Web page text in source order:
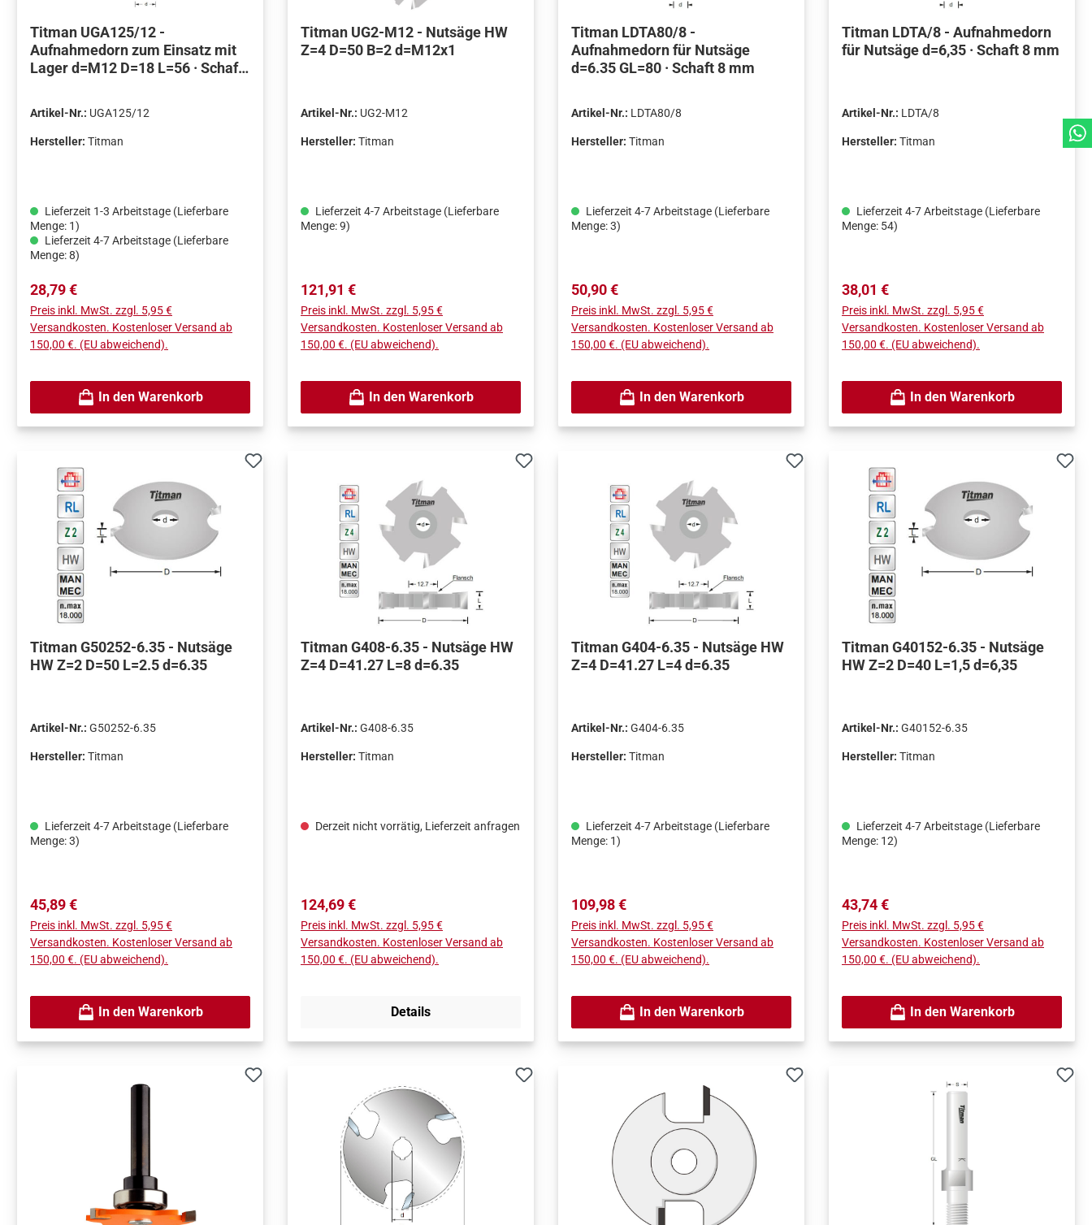
Titman UGA125/12 -
Aufnahmedorn zum Einsatz mit
Lager d=M12 D=18 L=56 · Schaft
Artikel-Nr.: UGA125/12
Hersteller: Titman
Lieferzeit 1-3 Arbeitstage (Lieferbare
Menge: 1)
Lieferzeit 4-7 Arbeitstage (Lieferbare
Menge: 8)
Regulärer Preis:
28,79 €
Preis inkl. MwSt. zzgl. 5,95 €
Versandkosten. Kostenloser Versand ab
150,00 €. (EU abweichend).
In den Warenkorb
Titman UG2-M12 - Nutsäge HW
Z=4 D=50 B=2 d=M12x1
Artikel-Nr.: UG2-M12
Hersteller: Titman
Lieferzeit 4-7 Arbeitstage (Lieferbare
Menge: 9)
Regulärer Preis:
121,91 €
Preis inkl. MwSt. zzgl. 5,95 €
Versandkosten. Kostenloser Versand ab
150,00 €. (EU abweichend).
In den Warenkorb
Titman LDTA80/8 -
Aufnahmedorn für Nutsäge
d=6.35 GL=80 · Schaft 8 mm
Artikel-Nr.: LDTA80/8
Hersteller: Titman
Lieferzeit 4-7 Arbeitstage (Lieferbare
Menge: 3)
Regulärer Preis:
50,90 €
Preis inkl. MwSt. zzgl. 5,95 €
Versandkosten. Kostenloser Versand ab
150,00 €. (EU abweichend).
In den Warenkorb
Titman LDTA/8 - Aufnahmedorn
für Nutsäge d=6,35 · Schaft 8 mm
Artikel-Nr.: LDTA/8
Hersteller: Titman
Lieferzeit 4-7 Arbeitstage (Lieferbare
Menge: 54)
Regulärer Preis:
38,01 €
Preis inkl. MwSt. zzgl. 5,95 €
Versandkosten. Kostenloser Versand ab
150,00 €. (EU abweichend).
In den Warenkorb
Titman G50252-6.35 - Nutsäge
HW Z=2 D=50 L=2.5 d=6.35
Artikel-Nr.: G50252-6.35
Hersteller: Titman
Lieferzeit 4-7 Arbeitstage (Lieferbare
Menge: 3)
Regulärer Preis:
45,89 €
Preis inkl. MwSt. zzgl. 5,95 €
Versandkosten. Kostenloser Versand ab
150,00 €. (EU abweichend).
In den Warenkorb
Titman G408-6.35 - Nutsäge HW
Z=4 D=41.27 L=8 d=6.35
Artikel-Nr.: G408-6.35
Hersteller: Titman
Derzeit nicht vorrätig, Lieferzeit anfragen
Regulärer Preis:
124,69 €
Preis inkl. MwSt. zzgl. 5,95 €
Versandkosten. Kostenloser Versand ab
150,00 €. (EU abweichend).
Details
Titman G404-6.35 - Nutsäge HW
Z=4 D=41.27 L=4 d=6.35
Artikel-Nr.: G404-6.35
Hersteller: Titman
Lieferzeit 4-7 Arbeitstage (Lieferbare
Menge: 1)
Regulärer Preis:
109,98 €
Preis inkl. MwSt. zzgl. 5,95 €
Versandkosten. Kostenloser Versand ab
150,00 €. (EU abweichend).
In den Warenkorb
Titman G40152-6.35 - Nutsäge
HW Z=2 D=40 L=1,5 d=6,35
Artikel-Nr.: G40152-6.35
Hersteller: Titman
Lieferzeit 4-7 Arbeitstage (Lieferbare
Menge: 12)
Regulärer Preis:
43,74 €
Preis inkl. MwSt. zzgl. 5,95 €
Versandkosten. Kostenloser Versand ab
150,00 €. (EU abweichend).
In den Warenkorb